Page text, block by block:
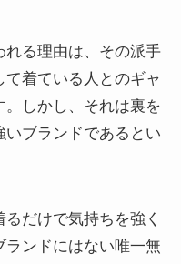
れる理由は、その派手
着ている人とのギャ
。しかし、それは裏を
ブランドであるとい
だけで気持ちを強く
ランドにはない唯一無